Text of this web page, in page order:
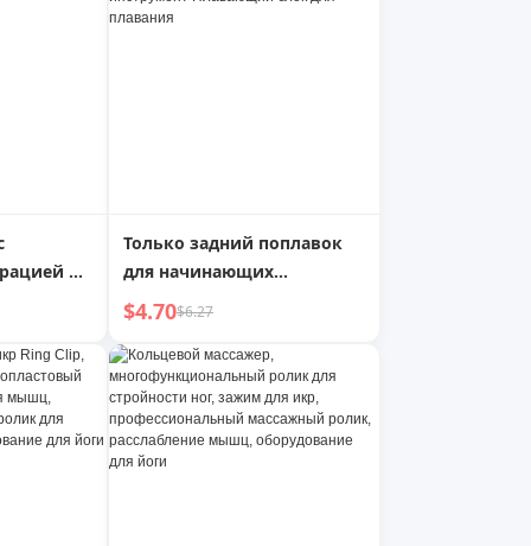
и
Только задний поплавок
для начинающих
Вспомогательный
инструмент Плавающий
блок для плавания
$4.70$6.27